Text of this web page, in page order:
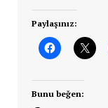
Paylaşınız:
Bunu beğen: